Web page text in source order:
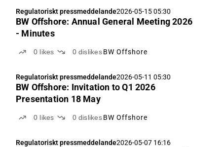
Regulatoriskt pressmeddelande2026-05-15 05:30
BW Offshore: Annual General Meeting 2026
- Minutes
0 likes 0 dislikes BW Offshore
Regulatoriskt pressmeddelande2026-05-11 05:30
BW Offshore: Invitation to Q1 2026
Presentation 18 May
0 likes 0 dislikes BW Offshore
Regulatoriskt pressmeddelande2026-05-07 16:16